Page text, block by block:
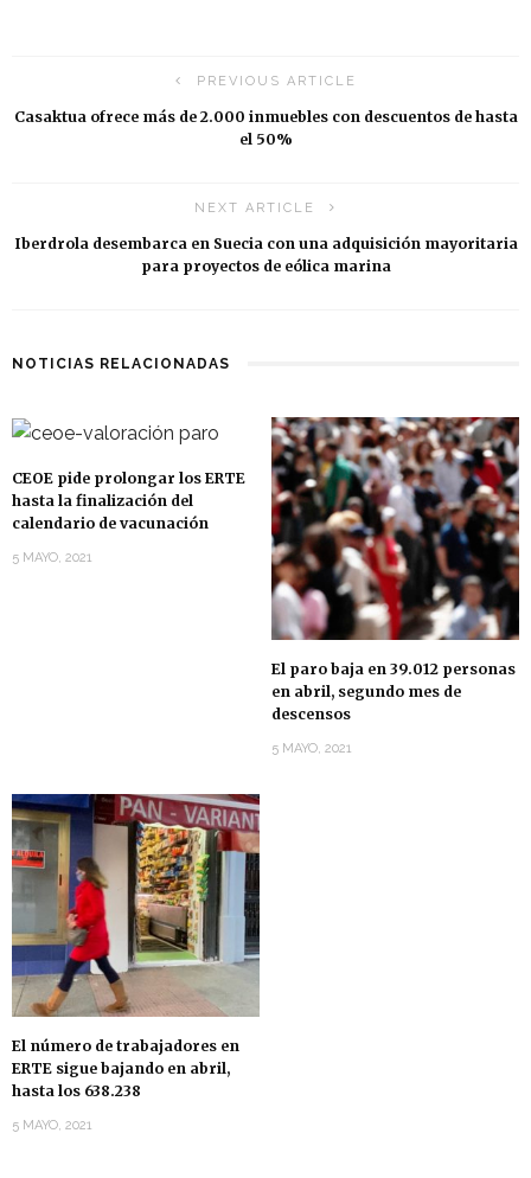
PREVIOUS ARTICLE
Casaktua ofrece más de 2.000 inmuebles con descuentos de hasta
el 50%
NEXT ARTICLE
Iberdrola desembarca en Suecia con una adquisición mayoritaria
para proyectos de eólica marina
NOTICIAS RELACIONADAS
CEOE pide prolongar los ERTE
hasta la finalización del
calendario de vacunación
5 MAYO, 2021
El paro baja en 39.012 personas
en abril, segundo mes de
descensos
5 MAYO, 2021
El número de trabajadores en
ERTE sigue bajando en abril,
hasta los 638.238
5 MAYO, 2021